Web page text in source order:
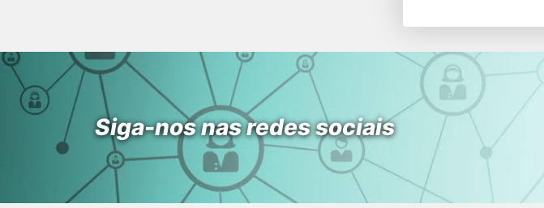
Siga-nos nas redes sociais